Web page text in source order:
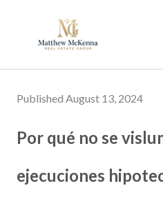
Published August 13, 2024
Por qué no se
ejecuciones